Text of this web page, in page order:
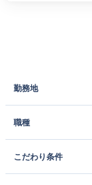
勤務地
職種
こだわり条件